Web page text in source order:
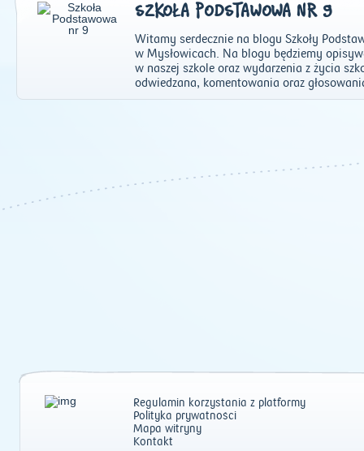
SZKOŁA PODSTAWOWA NR 9
Witamy serdecznie na blogu Szkoły
w Mysłowicach. Na blogu będziemy
w naszej szkole oraz wydarzenia z życia
odwiedzana, komentowania oraz
2011| 2012|
Regulamin korzystania z platformy
Polityka prywatności
Mapa witryny
Kontakt